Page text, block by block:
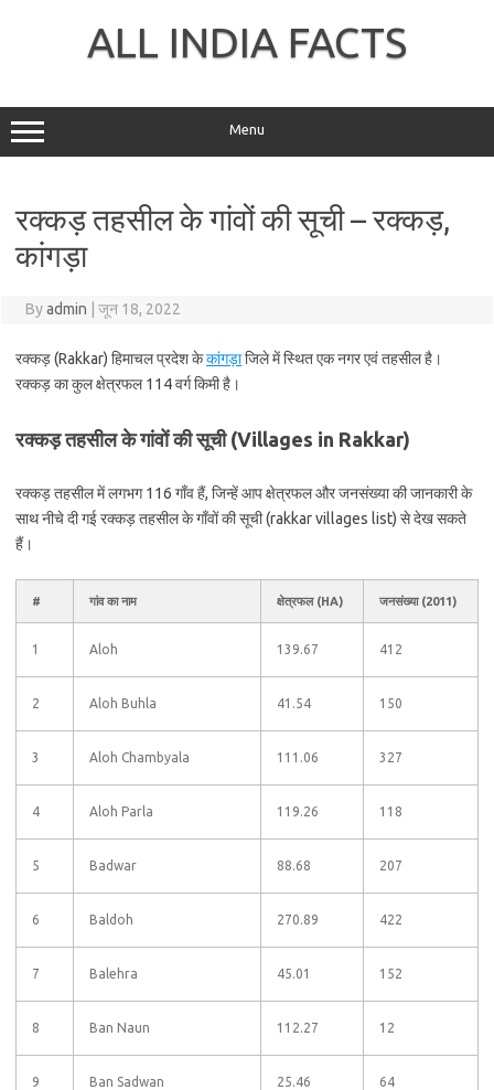
ALL INDIA FACTS
Menu
रक्कड़ तहसील के गांवों की सूची – रक्कड़,
कांगड़ा
Byadmin जून 18, 2022
रक्कड़ (Rakkar) हिमाचल प्रदेश केकांगड़ाजिले में स्थित एक नगर एवं तहसील है।
रक्कड़ का कुल क्षेत्रफल 114 वर्ग किमी है।
रक्कड़ तहसील के गांवों की सूची (Villages in Rakkar)
रक्कड़ तहसील में लगभग 116 गाँव हैं, जिन्हें आप क्षेत्रफल और जनसंख्या की जानकारी के
साथ नीचे दी गई रक्कड़ तहसील के गाँवों की सूची (rakkar villages list) से देख सकते
हैं।
# गांव का नाम क्षेत्रफल (HA) जनसंख्या (2011)
1 Aloh 139.67 412
2 Aloh Buhla 41.54 150
3 Aloh Chambyala 111.06 327
4 Aloh Parla 119.26 118
5 Badwar 88.68 207
6 Baldoh 270.89 422
7 Balehra 45.01 152
8 Ban Naun 112.27 12
9 Ban Sadwan 25.46 64